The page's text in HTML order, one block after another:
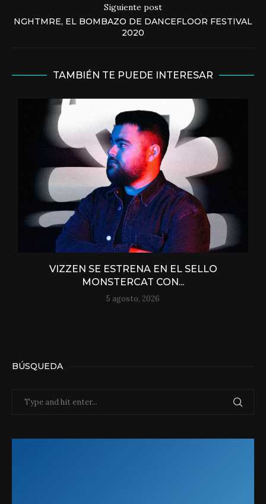
Siguiente post
NGHTMRE, EL BOMBAZO DE DANCEFLOOR FESTIVAL
2020
TAMBIÉN TE PUEDE INTERESAR
VIZZEN SE ESTRENA EN EL SELLO
MONSTERCAT CON...
5 agosto, 2026
BÚSQUEDA